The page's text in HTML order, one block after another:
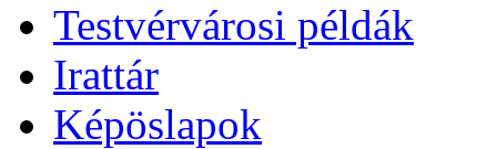
Testvérvárosi példák
Irattár
Képöslapok